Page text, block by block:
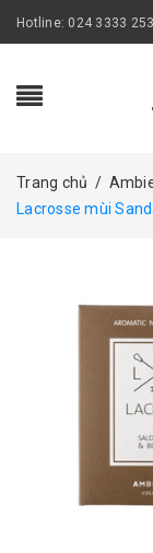
Hotline: 024 3333
Trang chủ /
Lacrosse mùi